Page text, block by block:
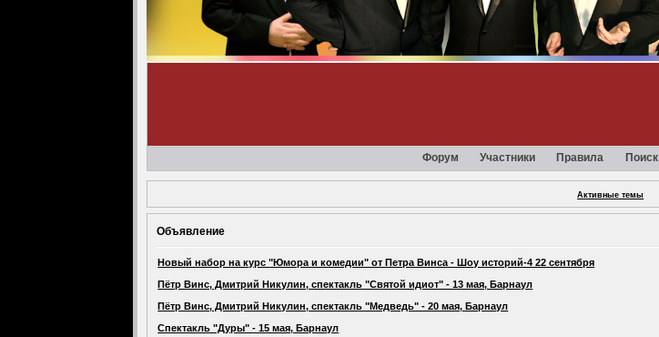
Форум Участники Правила Поиск
Активные темы
Объявление
Новый набор на курс "Юмора и комедии" от Петра Винса - Шоу историй-4 22 сентября
Пётр Винс, Дмитрий Никулин, спектакль "Святой идиот" - 13 мая, Барнаул
Пётр Винс, Дмитрий Никулин, спектакль "Медведь" - 20 мая, Барнаул
Спектакль "Дуры" - 15 мая, Барнаул